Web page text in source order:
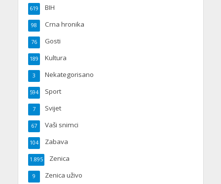
BIH
619
Crna hronika
98
Gosti
76
Kultura
189
Nekategorisano
3
Sport
594
Svijet
7
Vaši snimci
67
Zabava
104
Zenica
1.895
Zenica uživo
9